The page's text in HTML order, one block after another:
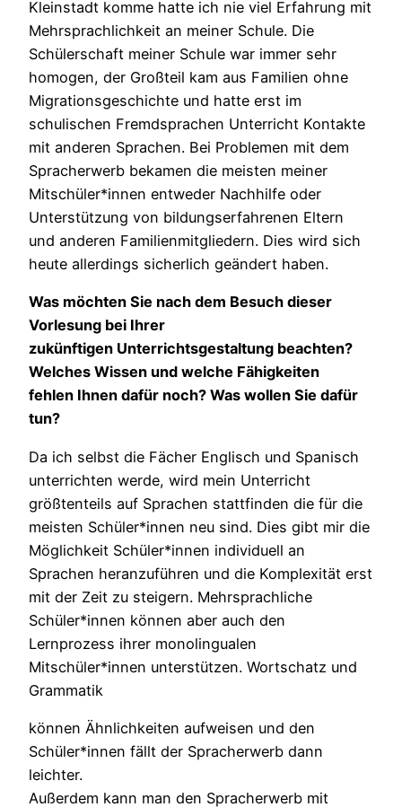
Kleinstadt komme hatte ich nie viel Erfahrung mit
Mehrsprachlichkeit an meiner Schule. Die
Schülerschaft meiner Schule war immer sehr
homogen, der Großteil kam aus Familien ohne
Migrationsgeschichte und hatte erst im
schulischen Fremdsprachen Unterricht Kontakte
mit anderen Sprachen. Bei Problemen mit dem
Spracherwerb bekamen die meisten meiner
Mitschüler*innen entweder Nachhilfe oder
Unterstützung von bildungserfahrenen Eltern
und anderen Familienmitgliedern. Dies wird sich
heute allerdings sicherlich geändert haben.
Was möchten Sie nach dem Besuch dieser
Vorlesung bei Ihrer
zukünftigen Unterrichtsgestaltung beachten?
Welches Wissen und welche Fähigkeiten
fehlen Ihnen dafür noch? Was wollen Sie dafür
tun?
Da ich selbst die Fächer Englisch und Spanisch
unterrichten werde, wird mein Unterricht
größtenteils auf Sprachen stattfinden die für die
meisten Schüler*innen neu sind. Dies gibt mir die
Möglichkeit Schüler*innen individuell an
Sprachen heranzuführen und die Komplexität erst
mit der Zeit zu steigern. Mehrsprachliche
Schüler*innen können aber auch den
Lernprozess ihrer monolingualen
Mitschüler*innen unterstützen. Wortschatz und
Grammatik
können Ähnlichkeiten aufweisen und den
Schüler*innen fällt der Spracherwerb dann
leichter.
Außerdem kann man den Spracherwerb mit